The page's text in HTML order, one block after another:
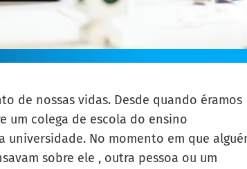
de nossas vidas. Desde quando éramos
um colega de escola do ensino
universidade. No momento em que
sobre ele , outra pessoa ou um